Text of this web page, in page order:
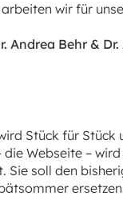
wir für
Andrea Behr &
Stück für Stück
Webseite –
Sie soll den